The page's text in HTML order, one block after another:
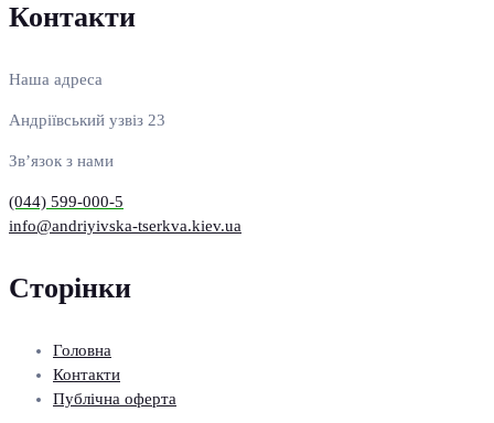
Контакти
Наша адреса
Андріївський узвіз 23
Зв’язок з нами
(044) 599-000-5
info@andriyivska-tserkva.kiev.ua
Сторінки
Головна
Контакти
Публічна оферта